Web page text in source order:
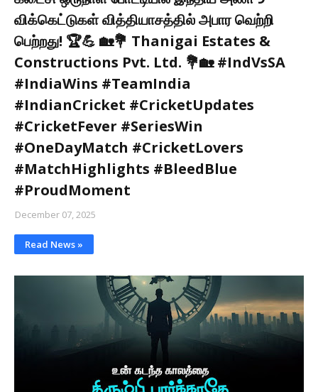
விக்கெட்டுகள் வித்தியாசத்தில் அபார வெற்றி
பெற்றது! 🏆💪 🏡💐 Thanigai Estates &
Constructions Pvt. Ltd. 💐🏡 #IndVsSA
#IndiaWins #TeamIndia
#IndianCricket #CricketUpdates
#CricketFever #SeriesWin
#OneDayMatch #CricketLovers
#MatchHighlights #BleedBlue
#ProudMoment
December 07, 2025
Read News »